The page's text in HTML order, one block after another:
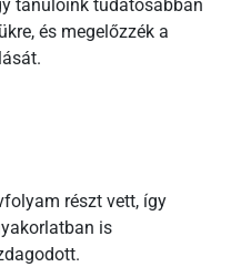
tanulóink tudatosabban
és megelőzzék a
részt vett, így
is